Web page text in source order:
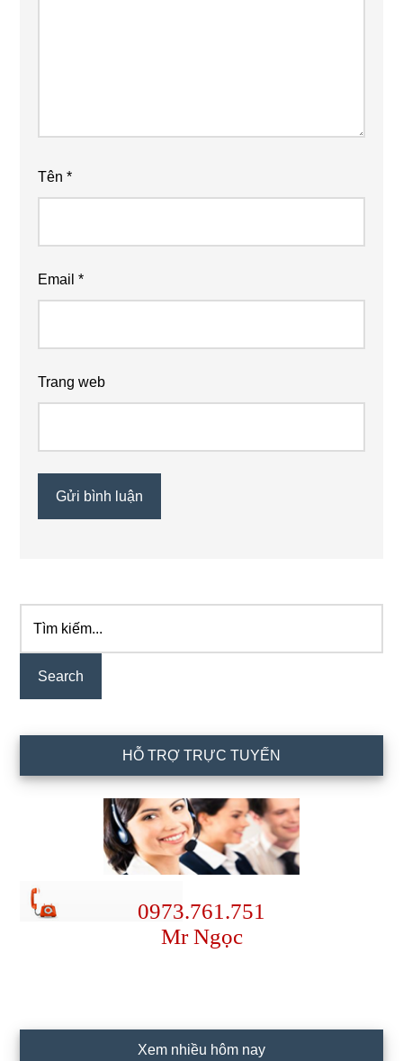
Tên*
Email*
Trang web
Primary
Sidebar
kiếm...
HỖ TRỢ TRỰC TUYẾN
0973.761.751
Mr Ngọc
Xem nhiều hôm nay